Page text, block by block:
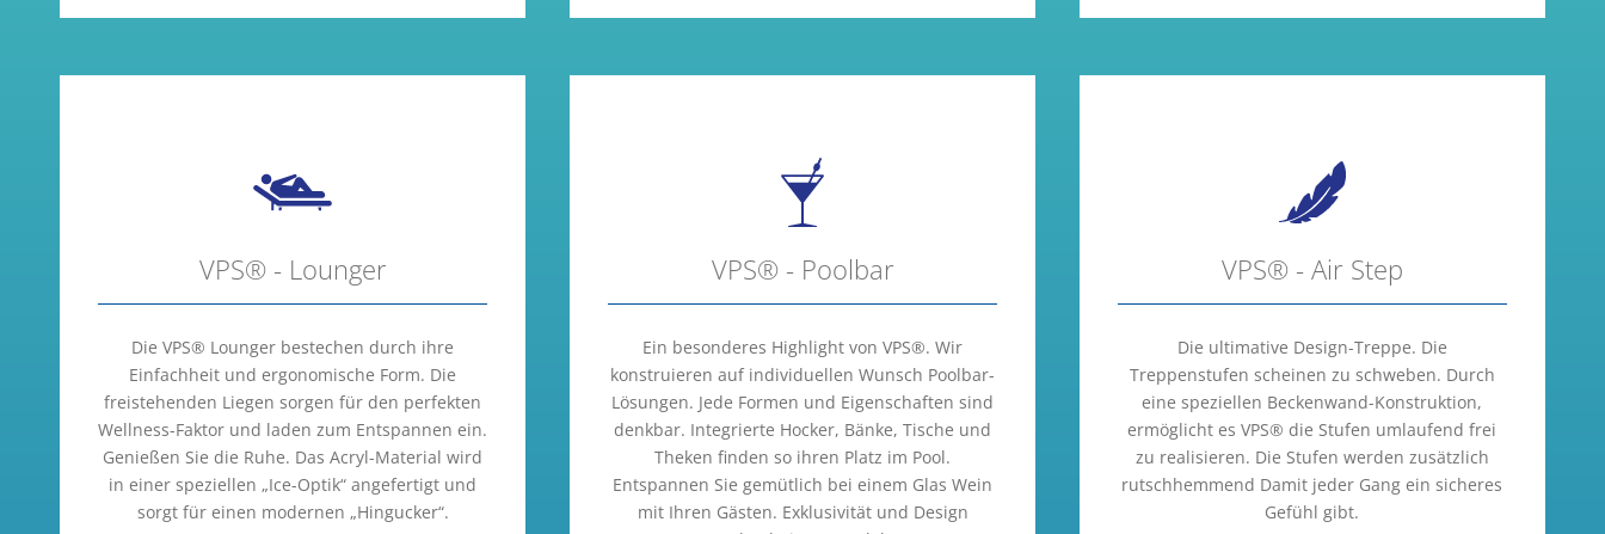
VPS® - Lounger
Die VPS® Lounger bestechen durch ihre
Einfachheit und ergonomische Form. Die
freistehenden Liegen sorgen für den perfekten
Wellness-Faktor und laden zum Entspannen ein.
Genießen Sie die Ruhe. Das Acryl-Material wird
in einer speziellen „Ice-Optik“ angefertigt und
sorgt für einen modernen „Hingucker“.
VPS® - Poolbar
Ein besonderes Highlight von VPS®. Wir
konstruieren auf individuellen Wunsch Poolbar-
Lösungen. Jede Formen und Eigenschaften sind
denkbar. Integrierte Hocker, Bänke, Tische und
Theken finden so ihren Platz im Pool.
Entspannen Sie gemütlich bei einem Glas Wein
mit Ihren Gästen. Exklusivität und Design
VPS® - Air Step
Die ultimative Design-Treppe. Die
Treppenstufen scheinen zu schweben. Durch
eine speziellen Beckenwand-Konstruktion,
ermöglicht es VPS® die Stufen umlaufend frei
zu realisieren. Die Stufen werden zusätzlich
rutschhemmend Damit jeder Gang ein sicheres
Gefühl gibt.